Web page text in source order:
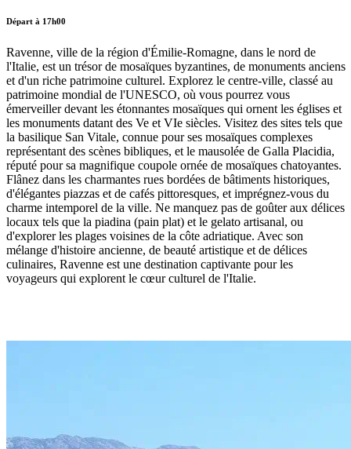
Départ à 17h00
Ravenne, ville de la région d'Émilie-Romagne, dans le nord de
l'Italie, est un trésor de mosaïques byzantines, de monuments anciens
et d'un riche patrimoine culturel. Explorez le centre-ville, classé au
patrimoine mondial de l'UNESCO, où vous pourrez vous
émerveiller devant les étonnantes mosaïques qui ornent les églises et
les monuments datant des Ve et VIe siècles. Visitez des sites tels que
la basilique San Vitale, connue pour ses mosaïques complexes
représentant des scènes bibliques, et le mausolée de Galla Placidia,
réputé pour sa magnifique coupole ornée de mosaïques chatoyantes.
Flânez dans les charmantes rues bordées de bâtiments historiques,
d'élégantes piazzas et de cafés pittoresques, et imprégnez-vous du
charme intemporel de la ville. Ne manquez pas de goûter aux délices
locaux tels que la piadina (pain plat) et le gelato artisanal, ou
d'explorer les plages voisines de la côte adriatique. Avec son
mélange d'histoire ancienne, de beauté artistique et de délices
culinaires, Ravenne est une destination captivante pour les
voyageurs qui explorent le cœur culturel de l'Italie.